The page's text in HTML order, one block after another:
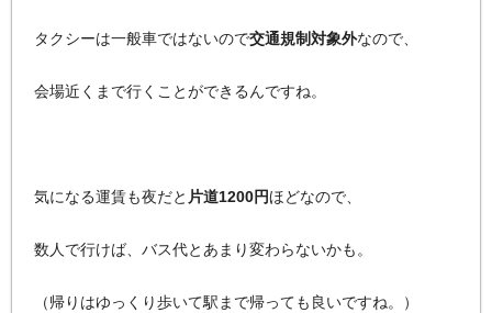
タクシーは一般車ではないので交通規制対象外なので、
会場近くまで行くことができるんですね。
気になる運賃も夜だと 片道1200円ほどなので、
数人で行けば、バス代とあまり変わらないかも。
（帰りはゆっくり歩いて駅まで帰っても良いですね。）